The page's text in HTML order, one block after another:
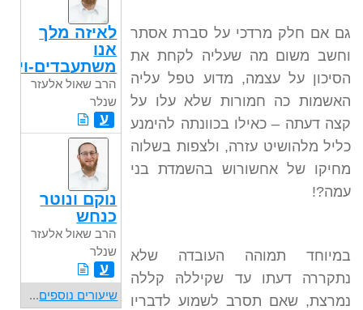
גם אם חלק מרדכי על סברת אסתר
וחשב משום מה שעליה לקחת את
הסיכון על עצמה, מדוע טפל עליה
האשמות כה חמורות שלא עלו על
קצה דעתה – כאילו בכוונתה להימנע
כליל מלהושיט עזרה, ולצפות בשלוה
מחיקו של אחשורוש בהשמדת בני
עמה?!
במיוחד תמוהה העובדה שלא
נתקררה דעתו עד שקיללהּ קללה
נמרצת, שאם תסרב לשמוע לדבריו
לאיזה מלך
אנו
משתעבדים-
הרב שאול אלעזר
שנלר
ע
נוקם ונוטר
כנחש
הרב שאול אלעזר
שנלר
ע
שיעורים נוספים...